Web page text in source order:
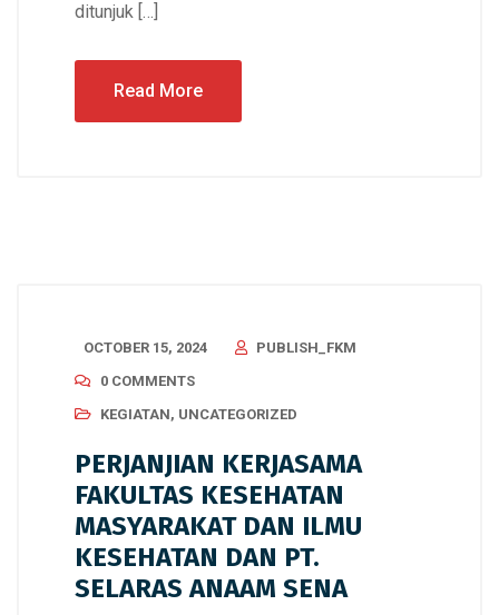
ditunjuk […]
Read More
OCTOBER 15, 2024
PUBLISH_FKM
0 COMMENTS
KEGIATAN, UNCATEGORIZED
PERJANJIAN KERJASAMA
FAKULTAS KESEHATAN
MASYARAKAT DAN ILMU
KESEHATAN DAN PT.
SELARAS ANAAM SENA